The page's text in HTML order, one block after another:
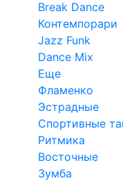
Break Dance
Контемпорари
Jazz Funk
Dance Mix
Еще
Фламенко
Эстрадные
Спортивные
Ритмика
Восточные
Зумба